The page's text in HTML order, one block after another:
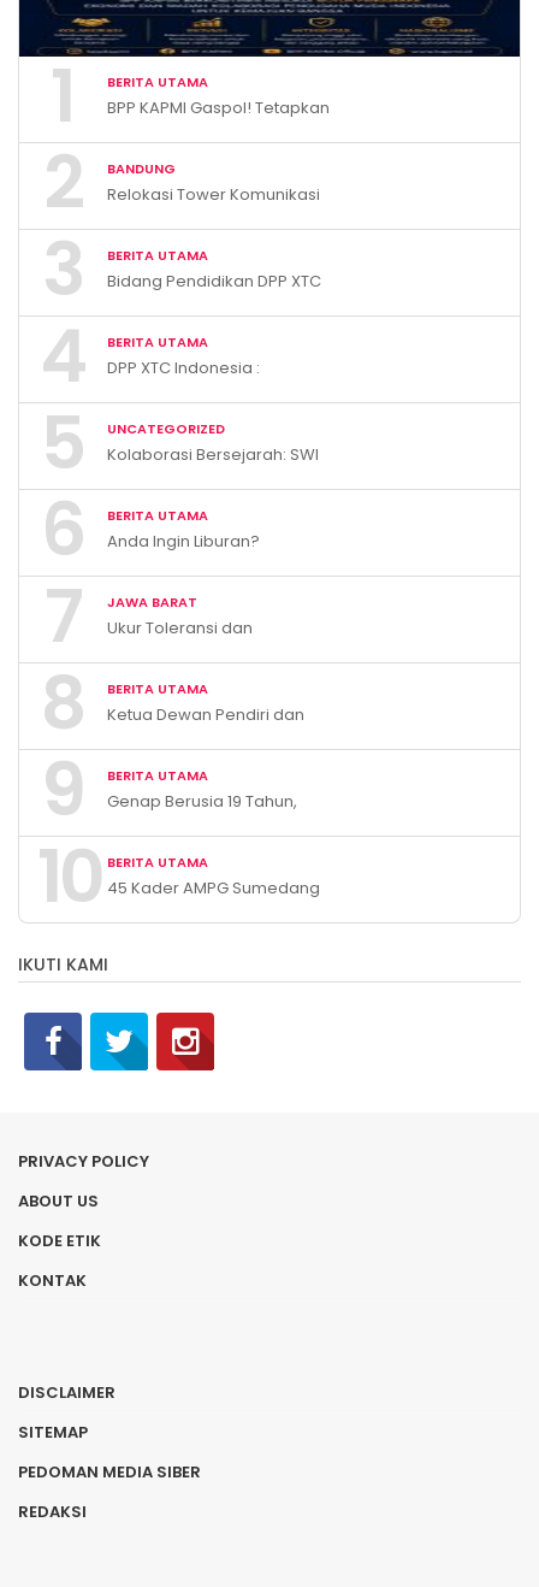
1 BERITA UTAMA
BPP KAPMI Gaspol! Tetapkan
dan 2 Satgas Strategis
2 BANDUNG
Relokasi Tower Komunikasi
dan Dianggap
Membahayakan, Warga
3 BERITA UTAMA
Bidang Pendidikan DPP XTC
Smart Parenting di Desa
Cihanjuang KBB
4 BERITA UTAMA
DPP XTC Indonesia :
Bendera Tanpa Hak Akan
Ditindak”
5 UNCATEGORIZED
Kolaborasi Bersejarah: SWI
Kompetensi dan Pendidikan
Wartawan Nasional
6 BERITA UTAMA
Anda Ingin Liburan?
Panas Cileungsing
Sumedang!
7 JAWA BARAT
Ukur Toleransi dan
Luncurkan E-Survey Indeks
Harmoni Indonesia 2026
8 BERITA UTAMA
Ketua Dewan Pendiri dan
Ivan Rivky Kabira Berikan
Peryataan Sikap Terkait “XTC
9 BERITA UTAMA
Genap Berusia 19 Tahun,
Catat Tren Positif Indikator
Makro Ekonomi
10 BERITA UTAMA
45 Kader AMPG Sumedang
IKUTI KAMI
PRIVACY POLICY
ABOUT US
KODE ETIK
KONTAK
DISCLAIMER
SITEMAP
PEDOMAN MEDIA SIBER
REDAKSI